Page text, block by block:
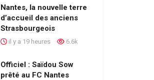
Nantes, la nouvelle terre
d’accueil des anciens
Strasbourgeois
il y a 19 heures 6.6k
Officiel : Saïdou Sow
prêté au FC Nantes